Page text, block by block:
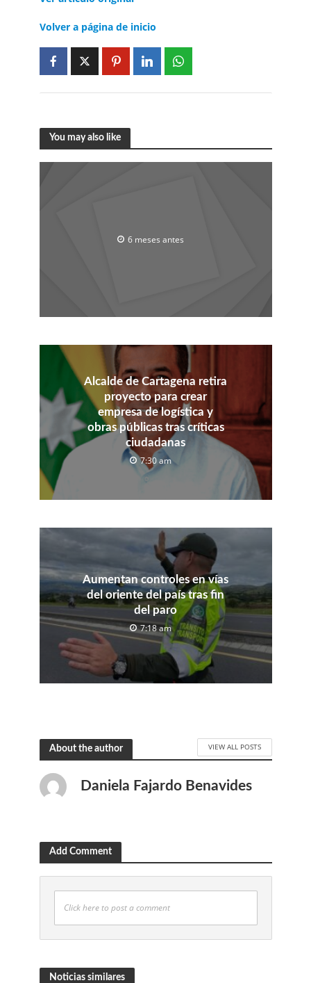
Volver a página de inicio
You may also like
6 meses antes
Alcalde de Cartagena retira
proyecto para crear
empresa de logística y
obras públicas tras críticas
ciudadanas
7:30 am
Aumentan controles en vías
del oriente del país tras fin
del paro
7:18 am
About the author VIEW ALL POSTS
Daniela Fajardo Benavides
Add Comment
Click here to post a comment
Noticias similares